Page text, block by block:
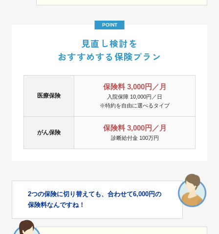
POINT
見直し検討を
おすすめする保険プラン
医療保険
保険料 3,000円／月
入院保障 10,000円／日
※特約を自由に選べるタイプ
がん保険
保険料 3,000円／月
診断給付金 100万円
2つの保険に切り替えても、合わせて6,000円の
保険料なんですね！